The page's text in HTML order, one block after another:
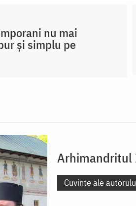
nu mai
și simplu pe
Arhimandritul
Cuvinte ale